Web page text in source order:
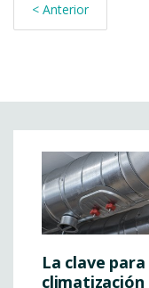
< Anterior
La clave